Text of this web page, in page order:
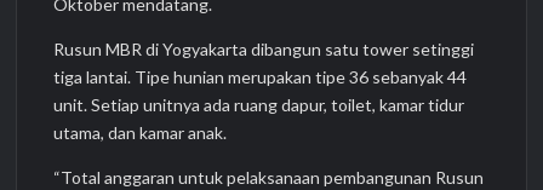
Oktober mendatang.
Rusun MBR di Yogyakarta dibangun satu tower setinggi
tiga lantai. Tipe hunian merupakan tipe 36 sebanyak 44
unit. Setiap unitnya ada ruang dapur, toilet, kamar tidur
utama, dan kamar anak.
“Total anggaran untuk pelaksanaan pembangunan Rusun